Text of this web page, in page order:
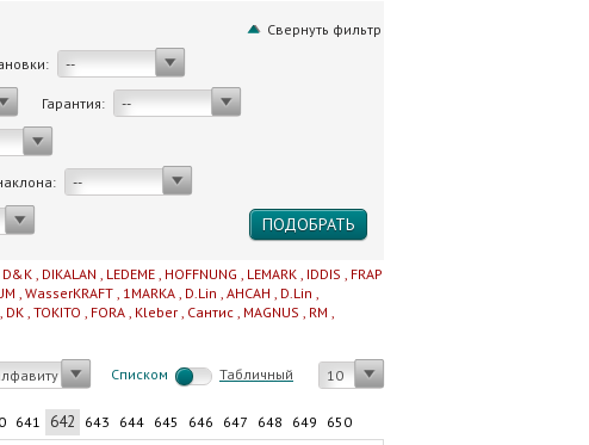
Свернуть фильтр
--
Гарантия: --
--
D&K , DIKALAN , LEDEME , HOFFNUNG , LEMARK , IDDIS , FRAP
, WasserKRAFT , 1MARKA , D.Lin , AHCAH , D.Lin ,
, DK , TOKITO , FORA , Kleber , Сантис , MAGNUS , RM ,
Cписком Табличный 10
641 642 643 644 645 646 647 648 649
650